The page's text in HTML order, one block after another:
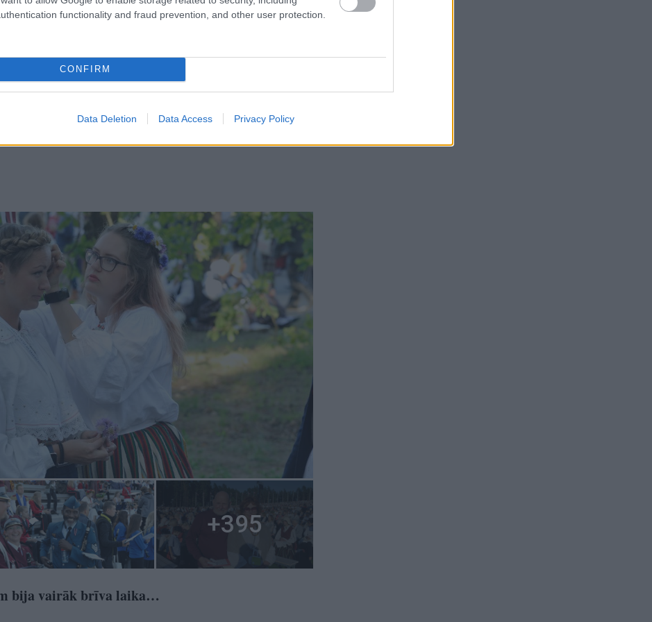
functionality and fraud prevention, and other user protection.
CONFIRM
Data Deletion Data Access Privacy Policy
bija vairāk brīva laika…